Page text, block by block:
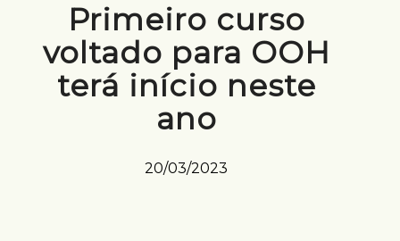
Primeiro curso
voltado para OOH
terá início neste
ano
20/03/2023